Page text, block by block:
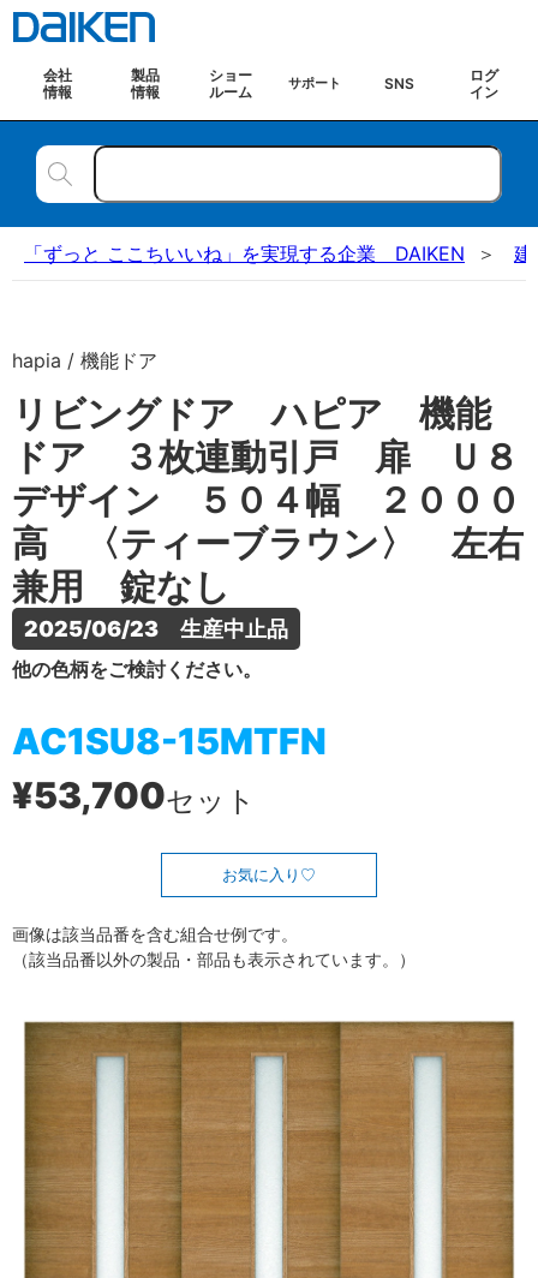
会社
情報
製品
情報
ショー
ルーム
サポート SNS
ログ
イン
「ずっと ここちいいね」を実現する企業 DAIKEN 建
hapia / 機能ドア
リビングドア ハピア 機能
ドア ３枚連動引戸 扉 Ｕ８
デザイン ５０４幅 ２０００
高 〈ティーブラウン〉 左右
兼用 錠なし
2025/06/23　生産中止品
他の色柄をご検討ください。
AC1SU8-15MTFN
¥53,700セット
お気に入り
画像は該当品番を含む組合せ例です。
（該当品番以外の製品・部品も表示されています。）